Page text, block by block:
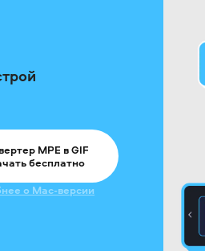
MPE в GIF
бесплатно
о Mac-версии